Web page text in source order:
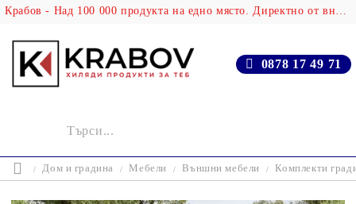
Крабов - Над 100 000 продукта на едно място. Директно от вносителя!
0878 17 49 71
Дом и градина Мебели Външни мебели Комплекти